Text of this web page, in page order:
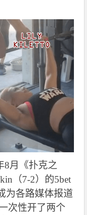
8月《扑克之
（7-2）的5bet
为各路媒体报道
次性开了两个